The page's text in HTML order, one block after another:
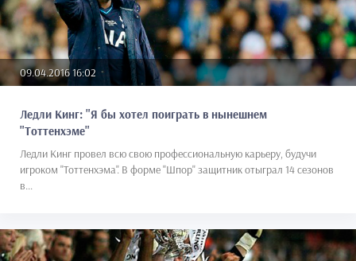
09.04.2016 16:02
Ледли Кинг: "Я бы хотел поиграть в нынешнем
"Тоттенхэме"
Ледли Кинг провел всю свою профессиональную карьеру, будучи
игроком "Тоттенхэма". В форме "Шпор" защитник отыграл 14 сезонов
в...